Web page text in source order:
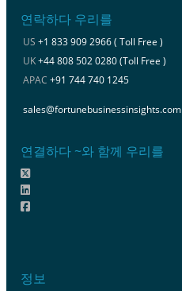
연락하다 우리를
US +1 833 909 2966 ( Toll Free )
UK+44 808 502 0280 (Toll Free )
APAC +91 744 740 1245
sales@fortunebusinessinsights.com
연결하다 ~와 함께 우리를
정보